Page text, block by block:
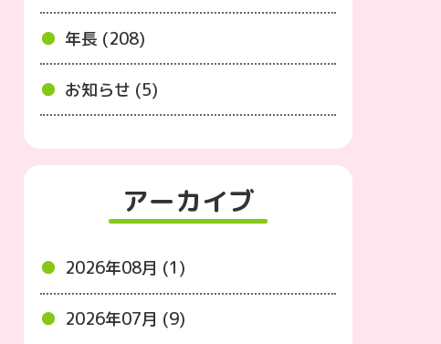
年長 (208)
お知らせ (5)
アーカイブ
2026年08月 (1)
2026年07月 (9)